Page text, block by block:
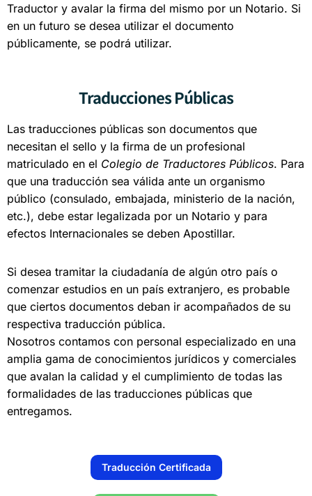
Traductor y avalar la firma del mismo por un Notario. Si
en un futuro se desea utilizar el documento
públicamente, se podrá utilizar.
Traducciones Públicas
Las traducciones públicas son documentos que
necesitan el sello y la firma de un profesional
matriculado en el Colegio de Traductores Públicos. Para
que una traducción sea válida ante un organismo
público (consulado, embajada, ministerio de la nación,
etc.), debe estar legalizada por un Notario y para
efectos Internacionales se deben Apostillar.
Si desea tramitar la ciudadanía de algún otro país o
comenzar estudios en un país extranjero, es probable
que ciertos documentos deban ir acompañados de su
respectiva traducción pública.
Nosotros contamos con personal especializado en una
amplia gama de conocimientos jurídicos y comerciales
que avalan la calidad y el cumplimiento de todas las
formalidades de las traducciones públicas que
entregamos.
Traducción Certificada